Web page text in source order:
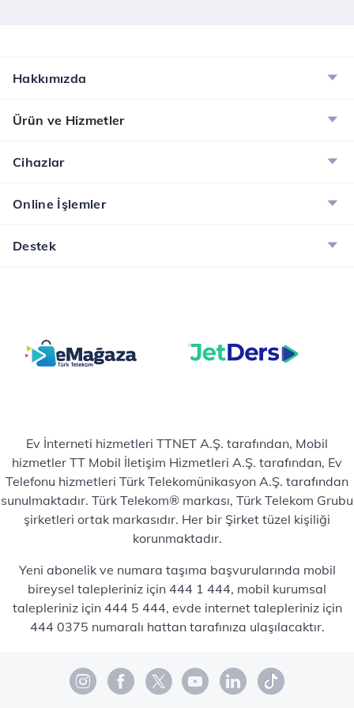
Hakkımızda
Ürün ve Hizmetler
Cihazlar
Online İşlemler
Destek
Ev İnterneti hizmetleri TTNET A.Ş. tarafından, Mobil
hizmetler TT Mobil İletişim Hizmetleri A.Ş. tarafından, Ev
Telefonu hizmetleri Türk Telekomünikasyon A.Ş. tarafından
sunulmaktadır. Türk Telekom® markası, Türk Telekom Grubu
şirketleri ortak markasıdır. Her bir Şirket tüzel kişiliği
korunmaktadır.
Yeni abonelik ve numara taşıma başvurularında mobil
bireysel talepleriniz için 444 1 444, mobil kurumsal
talepleriniz için 444 5 444, evde internet talepleriniz için
444 0375 numaralı hattan tarafınıza ulaşılacaktır.